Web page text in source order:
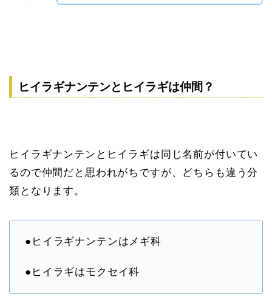
ヒイラギナンテンとヒイラギは仲間？
ヒイラギナンテンとヒイラギは同じ名前が付いてい
るので仲間だと思われがちですが、どちらも違う分
類となります。
●ヒイラギナンテンはメギ科
●ヒイラギはモクセイ科